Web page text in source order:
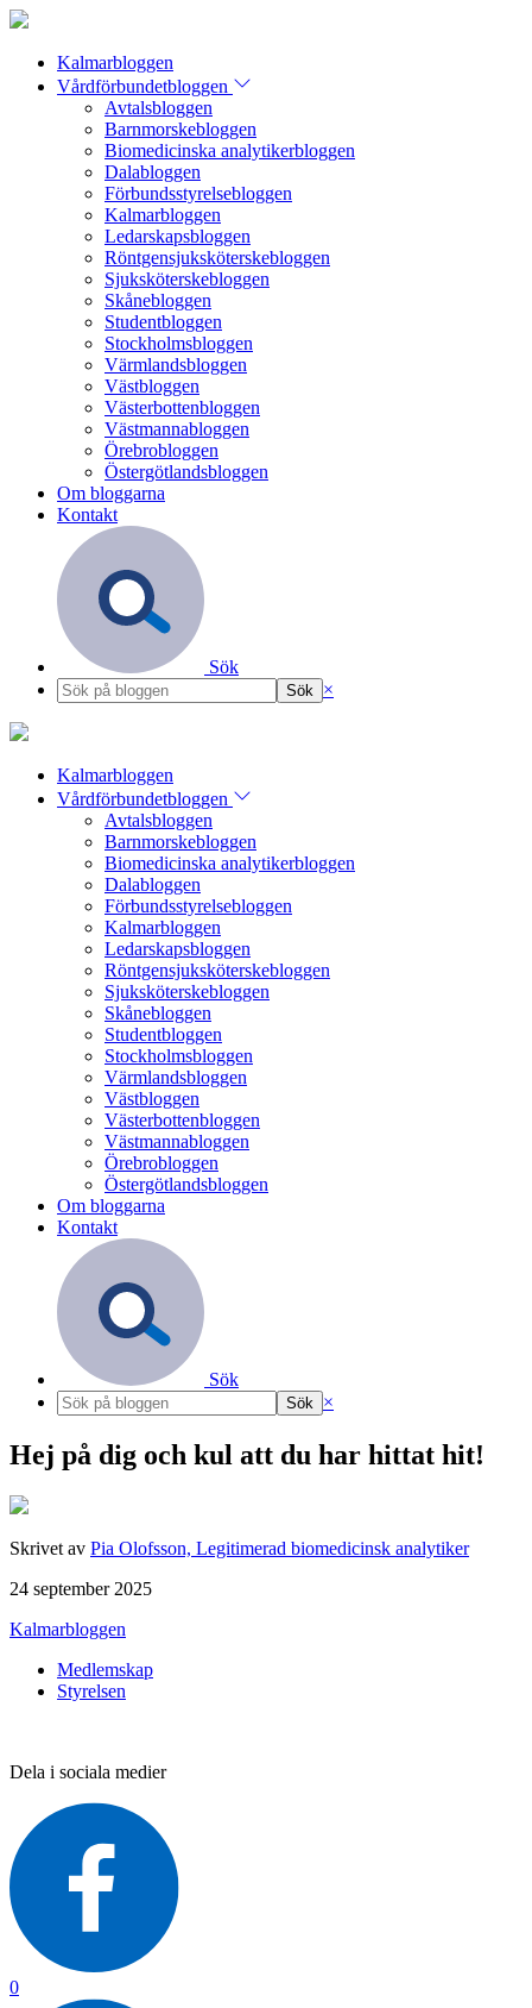
Kalmarbloggen
Vårdförbundetbloggen
Avtalsbloggen
Barnmorskebloggen
Biomedicinska analytikerbloggen
Dalabloggen
Förbundsstyrelsebloggen
Kalmarbloggen
Ledarskapsbloggen
Röntgensjuksköterskebloggen
Sjuksköterskebloggen
Skånebloggen
Studentbloggen
Stockholmsbloggen
Värmlandsbloggen
Västbloggen
Västerbottenbloggen
Västmannabloggen
Örebrobloggen
Östergötlandsbloggen
Om bloggarna
Kontakt
Sök
×
Kalmarbloggen
Vårdförbundetbloggen
Avtalsbloggen
Barnmorskebloggen
Biomedicinska analytikerbloggen
Dalabloggen
Förbundsstyrelsebloggen
Kalmarbloggen
Ledarskapsbloggen
Röntgensjuksköterskebloggen
Sjuksköterskebloggen
Skånebloggen
Studentbloggen
Stockholmsbloggen
Värmlandsbloggen
Västbloggen
Västerbottenbloggen
Västmannabloggen
Örebrobloggen
Östergötlandsbloggen
Om bloggarna
Kontakt
Sök
×
Hej på dig och kul att du har hittat hit!
Skrivet av Pia Olofsson, Legitimerad biomedicinsk analytiker
24 september 2025
Kalmarbloggen
Medlemskap
Styrelsen
Dela i sociala medier
0